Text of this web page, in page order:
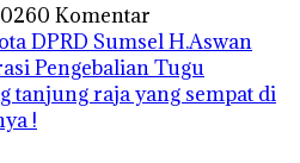
0 Komentar
DPRD Sumsel H.Aswan
Pengebalian Tugu
tanjung raja yang sempat di
!